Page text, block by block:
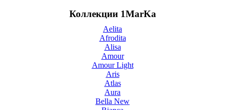
Коллекции 1MarKa
Aelita
Afrodita
Alisa
Amour
Amour Light
Aris
Atlas
Aura
Bella New